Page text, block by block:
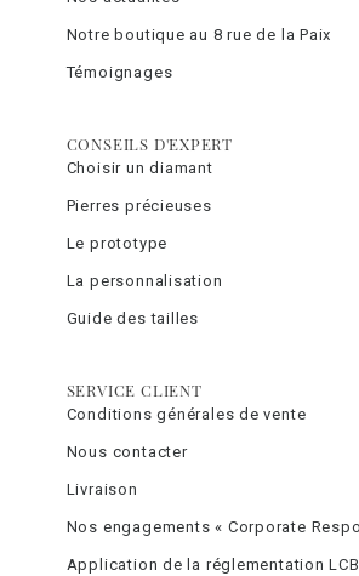
Notre boutique au 8 rue de la Paix
Témoignages
CONSEILS D'EXPERT
Choisir un diamant
Pierres précieuses
Le prototype
La personnalisation
Guide des tailles
SERVICE CLIENT
Conditions générales de vente
Nous contacter
Livraison
Nos engagements « Corporate
Application de la réglementation